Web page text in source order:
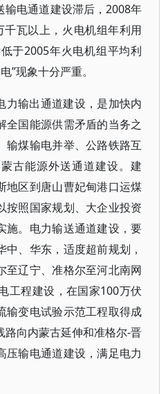
输电通道建设滞后，2008年
瓦以上，火电机组年利用
于2005年火电机组平均利
”现象十分严重。
力输出通道建设，是加快内
全国能源供需矛盾的当务之
输煤输电并举、公路铁路互
古能源外送通道建设。建
地区到唐山曹妃甸港口运煤
按照国家规划、大企业投资
施。电力输送通道建设，要
、华东，适度超前规划，
至辽宁、准格尔至河北南网
工程建设，在国家100万伏
输变电试验示范工程取得成
向内蒙古延伸和准格尔-晋
压输电通道建设，满足电力